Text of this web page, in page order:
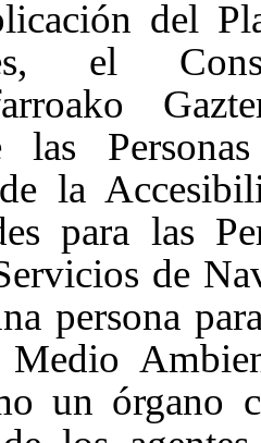
del
el
las
la
para las
de
persona
un órgano